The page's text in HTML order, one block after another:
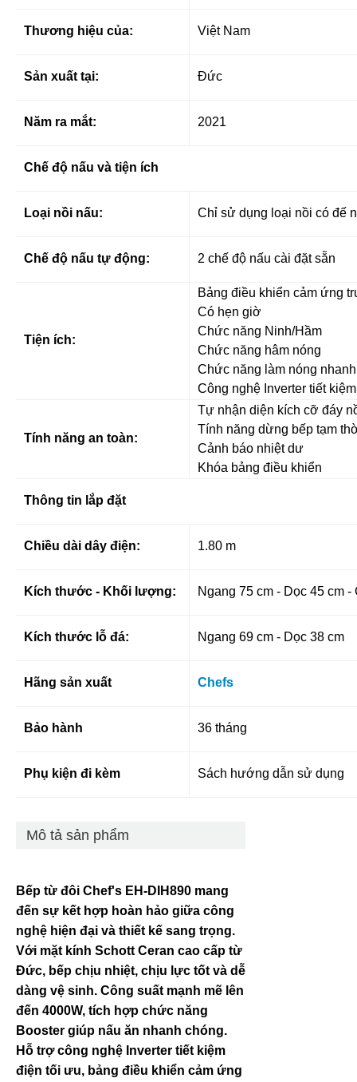
Thương hiệu của: Việt Nam
Sản xuất tại: Đức
Năm ra mắt: 2021
Chế độ nấu và tiện ích
Loại nồi nấu: Chỉ sử dụng loại nồi có đế
Chế độ nấu tự động: 2 chế độ nấu cài đặt sẵn
Tiện ích:
Bảng điều khiển cảm ứng
Có hẹn giờ
Chức năng Ninh/Hầm
Chức năng hâm nóng
Chức năng làm nóng nhanh
Công nghệ Inverter tiết
Tính năng an toàn:
Tự nhận diện kích cỡ đáy
Tính năng dừng bếp tạm
Cảnh báo nhiệt dư
Khóa bảng điều khiển
Thông tin lắp đặt
Chiều dài dây điện: 1.80 m
Kích thước - Khối lượng: Ngang 75 cm - Dọc 45 cm
Kích thước lỗ đá: Ngang 69 cm - Dọc 38 cm
Hãng sản xuất Chefs
Bảo hành 36 tháng
Phụ kiện đi kèm Sách hướng dẫn sử dụng
Mô tả sản phẩm
Bếp từ đôi Chef's EH-DIH890 mang
đến sự kết hợp hoàn hảo giữa công
nghệ hiện đại và thiết kế sang trọng.
Với mặt kính Schott Ceran cao cấp từ
Đức, bếp chịu nhiệt, chịu lực tốt và dễ
dàng vệ sinh. Công suất mạnh mẽ lên
đến 4000W, tích hợp chức năng
Booster giúp nấu ăn nhanh chóng.
Hỗ trợ công nghệ Inverter tiết kiệm
điện tối ưu, bảng điều khiển cảm ứng